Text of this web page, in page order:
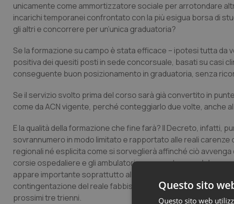
unicamente come ammortizzatore sociale per arrotondare
incarichi temporanei confrontato con la più esigua borsa di
gli altri e concorrere per un’unica graduatoria?
Se la formazione su campo è stata efficace – ipotesi tutta
positiva dei quesiti posti in sede concorsuale, basati su casi
conseguente buon posizionamento in graduatoria, senza
Se il servizio svolto prima del corso sarà già convertito in
come da ACN vigente, perché conteggiarlo due volte, anche
E la qualità della formazione che fine farà? Il Decreto, infatti,
sovrannumero in modo limitato e rapportato alle reali
regionali né esplicita come si sorveglierà affinché ciò
corsie ospedaliere e gli ambulatori con carente cura del
appare importante soprattutto alla luce della proposta di
contingentazione del reale fabbisogno e sull’ammissione
prossimi tre trienni.
Questo sito
Questo sito web